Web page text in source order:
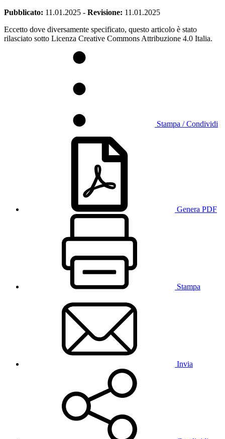
Pubblicato: 11.01.2025 - Revisione: 11.01.2025
Eccetto dove diversamente specificato, questo articolo è stato
rilasciato sotto Licenza Creative Commons Attribuzione 4.0 Italia.
Stampa / Condividi
Genera PDF
Stampa
Invia